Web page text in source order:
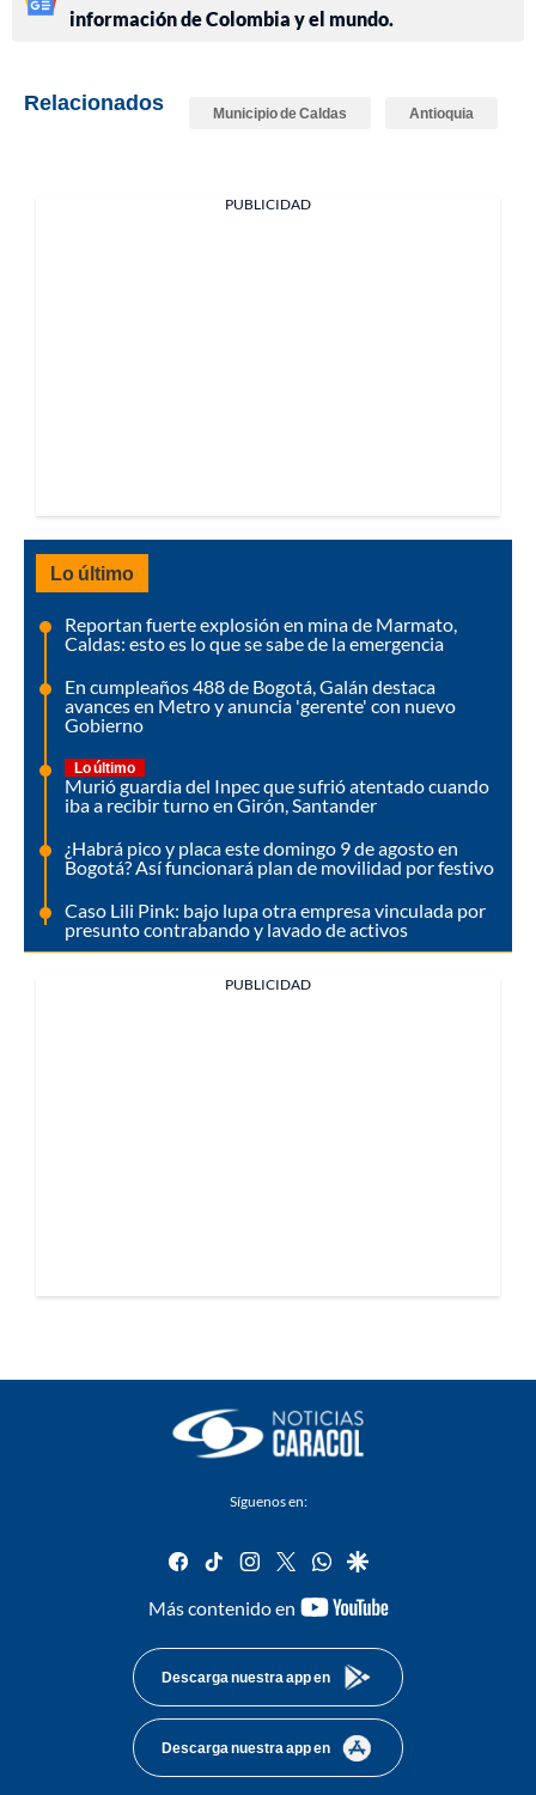
información de Colombia y el mundo.
Relacionados Municipio de Caldas Antioquia
PUBLICIDAD
Lo último
Reportan fuerte explosión en mina de Marmato,
Caldas: esto es lo que se sabe de la emergencia
En cumpleaños 488 de Bogotá, Galán destaca
avances en Metro y anuncia 'gerente' con nuevo
Gobierno
Lo último
Murió guardia del Inpec que sufrió atentado cuando
iba a recibir turno en Girón, Santander
¿Habrá pico y placa este domingo 9 de agosto en
Bogotá? Así funcionará plan de movilidad por festivo
Caso Lili Pink: bajo lupa otra empresa vinculada por
presunto contrabando y lavado de activos
PUBLICIDAD
Síguenos en:
facebook
tiktok instagram
twitterwhatsapp
google
Más contenido en
youtube-
Descarga nuestra app en
Descarga nuestra app en